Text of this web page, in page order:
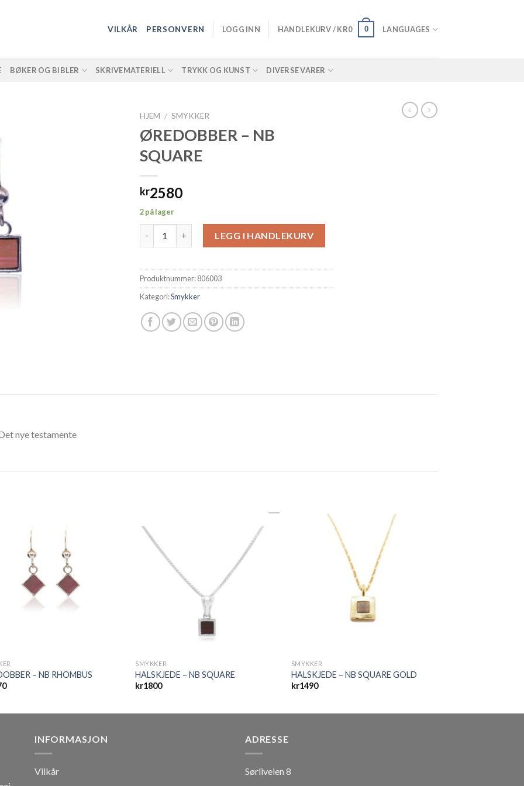
VILKÅR PERSONVERN LOGG INN HANDLEKURV /KR0 0 LANGUAGES
BØKER OG BIBLER SKRIVEMATERIELL TRYKK OG KUNST DIVERSE VARER
HJEM / SMYKKER
ØREDOBBER – NB
SQUARE
kr2580
2 på lager
LEGG I HANDLEKURV
Produktnummer:806003
Kategori:Smykker
nye testamente
– NB RHOMBUS
SMYKKER
HALSKJEDE – NB SQUARE
kr1800
SMYKKER
HALSKJEDE – NB SQUARE GOLD
kr1490
INFORMASJON
Vilkår
ADRESSE
Sørliveien 8